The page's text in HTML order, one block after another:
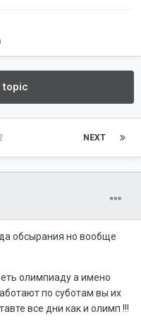
topic
NEXT
обсырания но вообще
олимпиаду а имено
по суботам вы их
все дни как и олимп !!!